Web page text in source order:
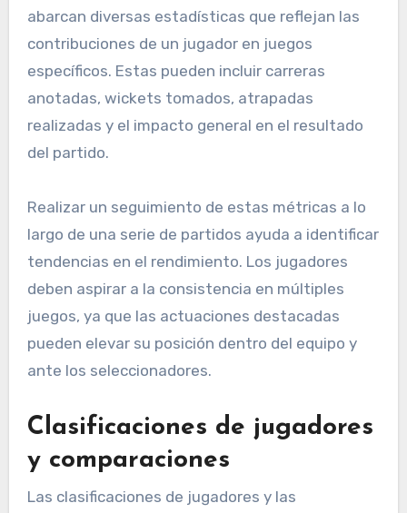
abarcan diversas estadísticas que reflejan las
contribuciones de un jugador en juegos
específicos. Estas pueden incluir carreras
anotadas, wickets tomados, atrapadas
realizadas y el impacto general en el resultado
del partido.
Realizar un seguimiento de estas métricas a lo
largo de una serie de partidos ayuda a identificar
tendencias en el rendimiento. Los jugadores
deben aspirar a la consistencia en múltiples
juegos, ya que las actuaciones destacadas
pueden elevar su posición dentro del equipo y
ante los seleccionadores.
Clasificaciones de jugadores
y comparaciones
Las clasificaciones de jugadores y las